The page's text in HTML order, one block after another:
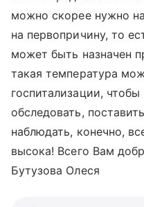
можно скорее нужно
на первопричину, то
может быть назначен
такая температура
госпитализации,
обследовать,
наблюдать, конечно,
высока! Всего Вам
Бутузова Олеся